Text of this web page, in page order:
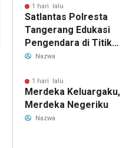
1 hari lalu
Satlantas Polresta
Tangerang Edukasi
Pengendara di Titik
Rawan Kecelakaan
Nazwa
1 hari lalu
Merdeka Keluargaku,
Merdeka Negeriku
Nazwa